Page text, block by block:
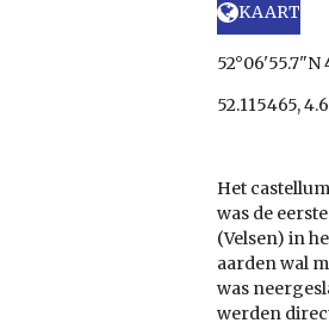
KAART
52°06'55.7"N
52.115465,
Het
was de
(Velsen) in
aarden wal
was
werden